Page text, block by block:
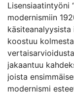
Lisensiaatintyöni
modernismiin
käsiteanalyysista
koostuu
jakaantuu
joista
modernismi